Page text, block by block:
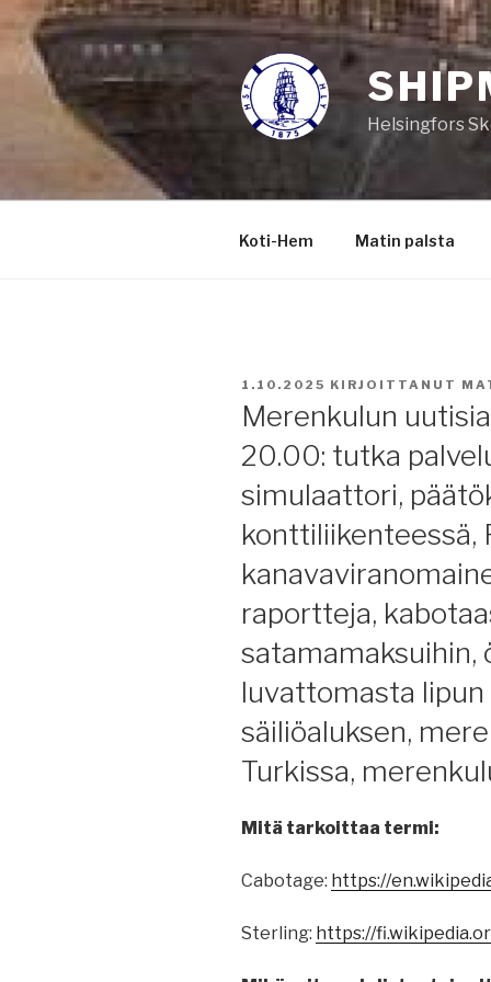
Siirry
sisältöön
Helsingfors
Koti-Hem Matin palsta
JULKAISTU
1.10.2025 KIRJOITTANUT
Merenkulun
20.00: tutka
simulaattori,
konttiliikenteessä,
raportteja,
satamamaksuihin,
luvattomasta
säiliöaluksen,
Turkissa,
Mitä tarkoittaa termi:
Cabotage: https://
Sterling: https://